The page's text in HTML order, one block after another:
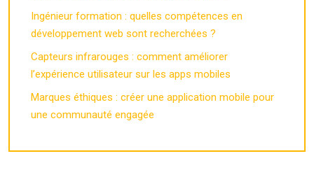
Ingénieur formation : quelles compétences en
développement web sont recherchées ?
Capteurs infrarouges : comment améliorer
l’expérience utilisateur sur les apps mobiles
Marques éthiques : créer une application mobile pour
une communauté engagée